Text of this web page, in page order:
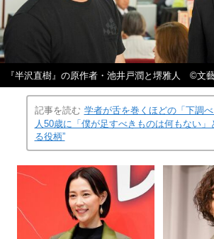
『半沢直樹』の原作者・池井戸潤と堺雅人 ©文
記事を読む 学者が舌を巻くほどの「下調
人50歳に「僕が足すべきものは何もない」
る役柄”